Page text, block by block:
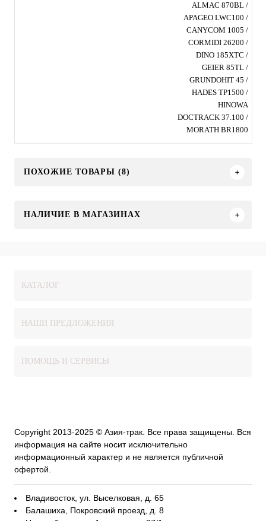
ALMAC 870BL /
APAGEO LWC100 /
CANYCOM 1005 /
CORMIDI 26200 /
DINO 185XTC /
GEIER 85TL /
GRUNDOHIT 45 /
HADES TP1500 /
HINOWA
DOCTRACK 37.100 /
MORATH BR1800
ПОХОЖИЕ ТОВАРЫ (8)
НАЛИЧИЕ В МАГАЗИНАХ
КАТАЛОГ
НАШИ ПРЕДЛОЖЕНИЯ
ПОМОЩЬ И СЕРВИСЫ
Copyright 2013-2025 © Азия-трак. Все права защищены. Вся
информация на сайте носит исключительно
информационный характер и не является публичной
офертой.
Владивосток, ул. Выселковая, д. 65
Балашиха, Покровский проезд, д. 8